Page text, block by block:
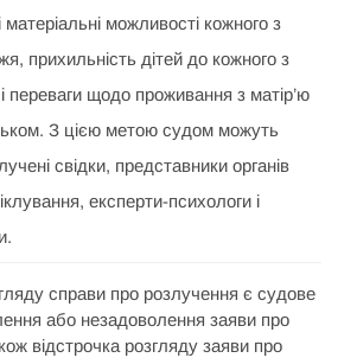
матеріальні можливості кожного з
прихильність дітей до кожного з
і переваги щодо проживання з матір’ю
З цією метою судом можуть
свідки, представники органів
експерти-психологи і
справи про розлучення є судове
або незадоволення заяви про
відстрочка розгляду заяви про